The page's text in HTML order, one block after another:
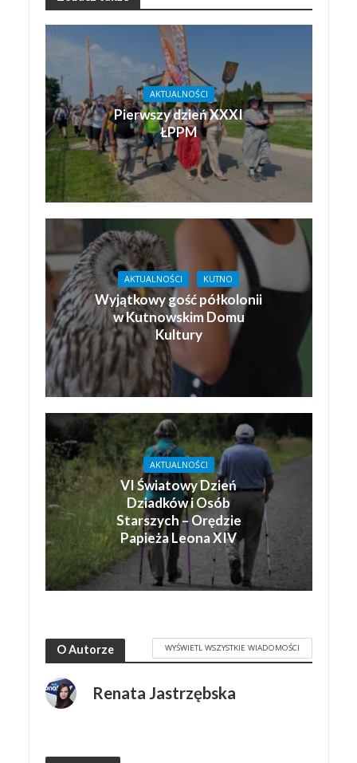
AKTUALNOŚCI
Pierwszy dzień XXXI
ŁPPM
AKTUALNOŚCI KUTNO
Wyjątkowy gość półkolonii
w Kutnowskim Domu
Kultury
AKTUALNOŚCI
VI Światowy Dzień
Dziadków i Osób
Starszych – Orędzie
Papieża Leona XIV
O Autorze WYŚWIETL WSZYSTKIE WIADOMOŚCI
Renata Jastrzębska